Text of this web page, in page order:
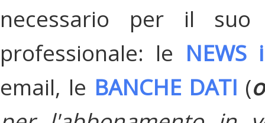
necessario per il suo
professionale: le
email, le BANCHE DATI (